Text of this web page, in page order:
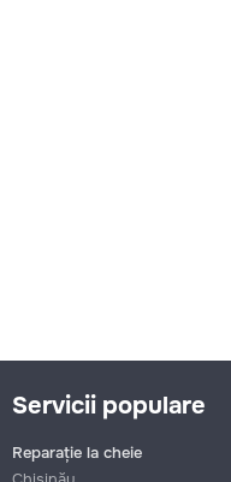
Servicii populare
Reparație la cheie